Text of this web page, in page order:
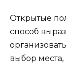
Открытые
способ
выбор